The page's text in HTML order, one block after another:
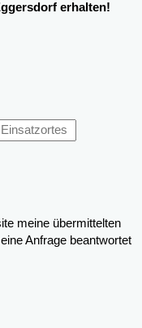
erhalten!
meine übermittelten
Anfrage beantwortet